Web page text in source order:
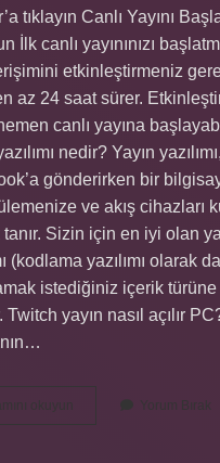
tıklayın Canlı Yayını
İlk canlı yayınınızı
etkinleştirmeniz
az 24 saat sürer.
canlı yayına
nedir? Yayın yazılımı,
gönderirken bir
ve akış cihazları
Sizin için en iyi olan
(kodlama yazılımı olarak
istediğiniz içerik türüne
yayın nasıl açılır
okuyun
Hangi
Yorum Bırak